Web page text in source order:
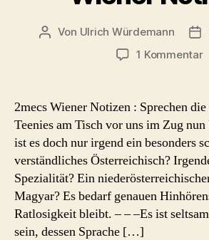
Beitragsautor
Von Ulrich Würdemann
1 Kommentarzu
2mecs Wiener Notizen : Sprechen
Teenies am Tisch vor uns im Zug
ist es doch nur irgend ein besonders
verständliches Österreichisch?
Spezialität? Ein
Magyar? Es bedarf genauen
Ratlosigkeit bleibt. – – –Es ist
sein, dessen Sprache […]